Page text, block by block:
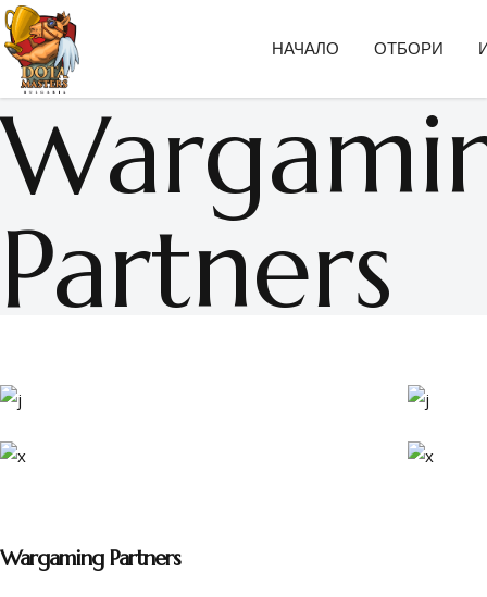
НАЧАЛО ОТБОРИ
Partners
Wargaming Partners